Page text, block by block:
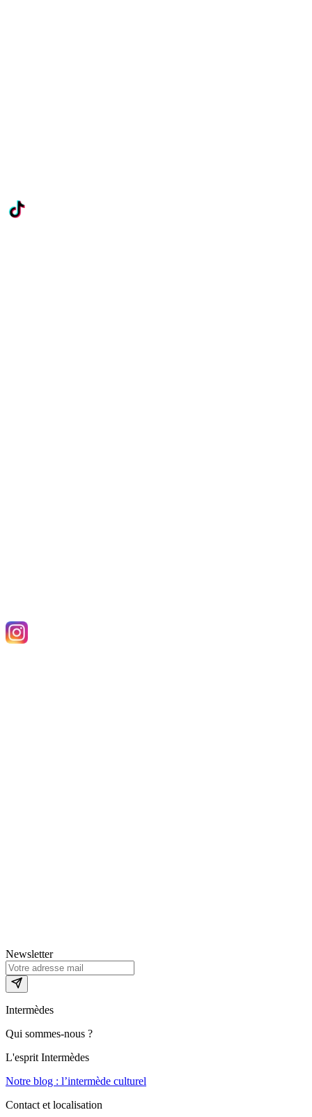
Newsletter
Intermèdes
Qui sommes-nous ?
L'esprit Intermèdes
Notre blog : l’intermède culturel
Contact et localisation